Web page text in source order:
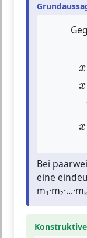
x
x
x
x
Bei
eine
m₁·m₂·...·mₖ